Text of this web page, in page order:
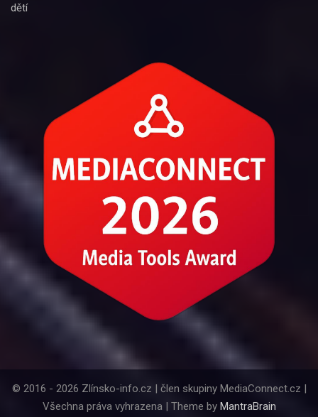
dětí
© 2016 - 2026 Zlínsko-info.cz | člen skupiny MediaConnect.cz |
Všechna práva vyhrazena | Theme by MantraBrain